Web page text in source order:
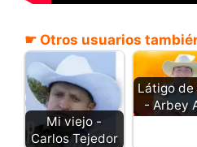
☛ Otros usuarios
Mi viejo -
Carlos Tejedor
Látigo de
- Arbey